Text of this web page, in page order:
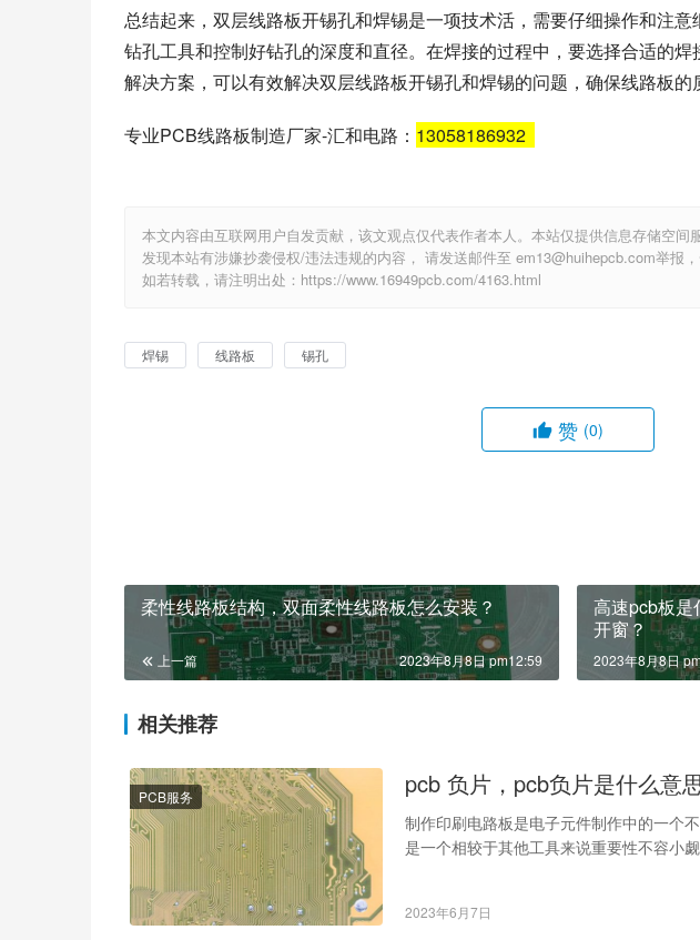
总结起来，双层线路板开锡孔和焊锡是一项技术活，需要仔细操作和注
钻孔工具和控制好钻孔的深度和直径。在焊接的过程中，要选择合适的
解决方案，可以有效解决双层线路板开锡孔和焊锡的问题，确保线路板的
专业PCB线路板制造厂家-汇和电路： 13058186932
本文内容由互联网用户自发贡献，该文观点仅代表作者本人。本站仅提供信息存储空间
发现本站有涉嫌抄袭侵权/违法违规的内容， 请发送邮件至 em13@huihepcb.com举报，
如若转载，请注明出处：https://www.16949pcb.com/4163.html
焊锡 线路板 锡孔
赞 (0)
柔性线路板结构，双面柔性线路板怎么安装？
上一篇 2023年8月8日 pm12:59
高速pcb板是
开窗？
2023年8月8日
相关推荐
PCB服务 pcb 负片，pcb负片是什么意
制作印刷电路板是电子元件制作中的一个
是一个相较于其他工具来说重要性不容小
2023年6月7日